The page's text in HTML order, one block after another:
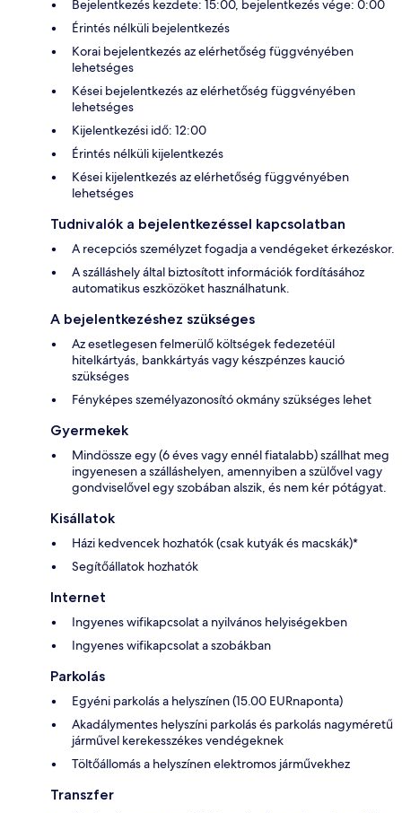
Bejelentkezés kezdete: 15:00, bejelentkezés vége: 0:00
Érintés nélküli bejelentkezés
Korai bejelentkezés az elérhetőség függvényében
lehetséges
Kései bejelentkezés az elérhetőség függvényében
lehetséges
Kijelentkezési idő: 12:00
Érintés nélküli kijelentkezés
Kései kijelentkezés az elérhetőség függvényében
lehetséges
Tudnivalók a bejelentkezéssel kapcsolatban
A recepciós személyzet fogadja a vendégeket érkezéskor.
A szálláshely által biztosított információk fordításához
automatikus eszközöket használhatunk.
A bejelentkezéshez szükséges
Az esetlegesen felmerülő költségek fedezetéül
hitelkártyás, bankkártyás vagy készpénzes kaució
szükséges
Fényképes személyazonosító okmány szükséges lehet
Gyermekek
Mindössze egy (6 éves vagy ennél fiatalabb) szállhat meg
ingyenesen a szálláshelyen, amennyiben a szülővel vagy
gondviselővel egy szobában alszik, és nem kér pótágyat.
Kisállatok
Házi kedvencek hozhatók (csak kutyák és macskák)*
Segítőállatok hozhatók
Internet
Ingyenes wifikapcsolat a nyilvános helyiségekben
Ingyenes wifikapcsolat a szobákban
Parkolás
Egyéni parkolás a helyszínen (15.00 EURnaponta)
Akadálymentes helyszíni parkolás és parkolás nagyméretű
járművel kerekesszékes vendégeknek
Töltőállomás a helyszínen elektromos járművekhez
Transzfer